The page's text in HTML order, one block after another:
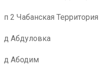
п 2 Чабанская Территория
д Абдуловка
д Абодим